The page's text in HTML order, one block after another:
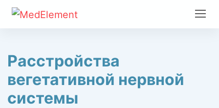
Расстройства
вегетативной нервной
системы